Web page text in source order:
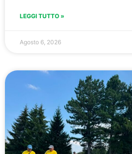
LEGGI TUTTO »
Agosto 6, 2026